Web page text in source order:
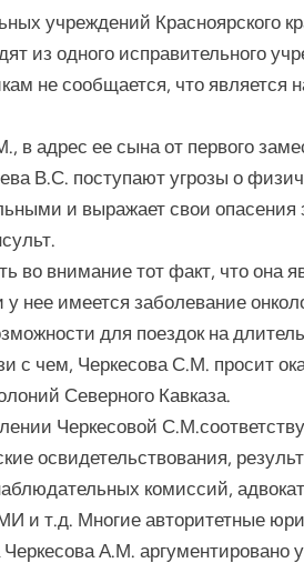
учреждений Красноярского
из одного исправительного
не сообщается, что является
в адрес ее сына от первого
В.С. поступают угрозы о
и выражает свои опасения
во внимание тот факт, что она
нее имеется заболевание
для поездок на
с чем, Черкесова С.М. просит
Северного Кавказа.
Черкесовой
освидетельствования,
комиссий,
и т.д. Многие авторитетные
А.М. аргументировано